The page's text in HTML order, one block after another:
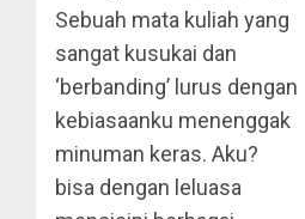
Sebuah mata kuliah yang
sangat kusukai dan
‘berbanding’ lurus dengan
kebiasaanku menenggak
minuman keras. Aku?
bisa dengan leluasa